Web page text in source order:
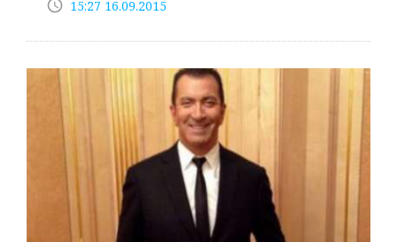
access_time 15:27 16.09.2015